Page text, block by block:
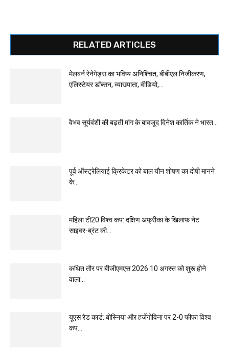
RELATED ARTICLES
मेलबर्न रेनेगेड्स का भविष्य अनिश्चित, बीबीएल निजीकरण,
एलिस्टेयर डॉब्सन, व्याख्याता, वीडियो,...
वैभव सूर्यवंशी की बढ़ती मांग के बावजूद दिनेश कार्तिक ने भारत...
पूर्व ऑस्ट्रेलियाई क्रिकेटर को बाल यौन शोषण का दोषी मानने
के...
महिला टी20 विश्व कप: दक्षिण अफ्रीका के खिलाफ नेट
साइवर-ब्रंट की...
कथित तौर पर बीजीएमएस 2026 10 अगस्त को शुरू होने
वाला...
यूएस रेड कार्ड: बोस्निया और हर्जेगोविना पर 2-0 फीफा विश्व
कप...